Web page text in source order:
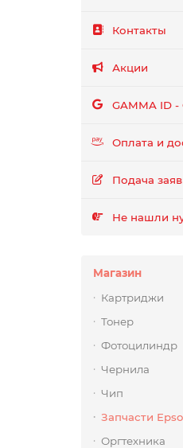
Контакты
Акции
GAMMA ID -
Оплата и
Подача
Не нашли
Магазин
Картриджи
Тонер
Фотоцилиндр
Чернила
Чип
Запчасти
Оргтехника